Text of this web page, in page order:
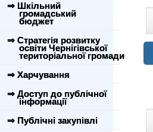
⇒ Шкільний
громадський
бюджет
⇒ Стратегія розвитку
освіти Чернігівської
територіальної громади
⇒ Харчування
⇒ Доступ до публічної
інформації
⇒ Публічні закупівлі